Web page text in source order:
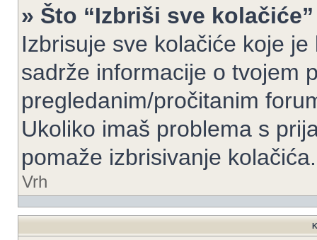
» Što “Izbriši sve
Izbrisuje sve kolačiće koje
sadrže informacije o tvojem
pregledanim/pročitanim
Ukoliko imaš problema s
pomaže izbrisivanje kolačića.
Vrh